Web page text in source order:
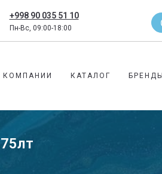
+998 90 035 51 10
Пн-Вс, 09:00-18:00
КОМПАНИИ КАТАЛОГ БРЕНДЫ